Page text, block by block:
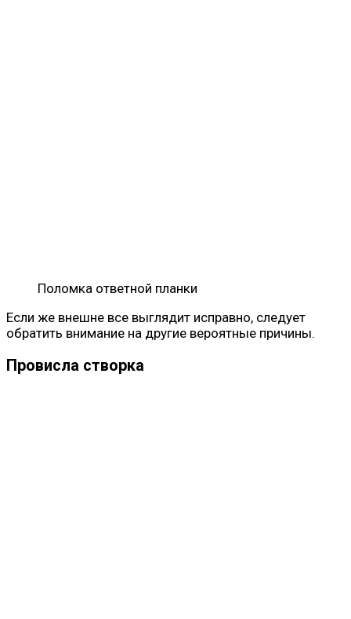
Поломка ответной планки
Если же внешне все выглядит исправно, следует
обратить внимание на другие вероятные причины.
Провисла створка